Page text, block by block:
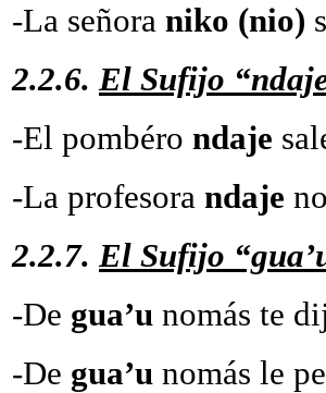
-La señora niko (nio)
2.2.6.El Sufijo
-El pombéro ndaje
-La profesora ndaje
2.2.7.El Sufijo
-De gua’u
-De gua’u nomás le